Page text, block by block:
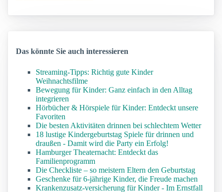
Das könnte Sie auch interessieren
Streaming-Tipps: Richtig gute Kinder
Weihnachtsfilme
Bewegung für Kinder: Ganz einfach in den Alltag
integrieren
Hörbücher & Hörspiele für Kinder: Entdeckt unsere
Favoriten
Die besten Aktivitäten drinnen bei schlechtem Wetter
18 lustige Kindergeburtstag Spiele für drinnen und
draußen - Damit wird die Party ein Erfolg!
Hamburger Theaternacht: Entdeckt das
Familienprogramm
Die Checkliste – so meistern Eltern den Geburtstag
Geschenke für 6-jährige Kinder, die Freude machen
Krankenzusatz-versicherung für Kinder - Im Ernstfall